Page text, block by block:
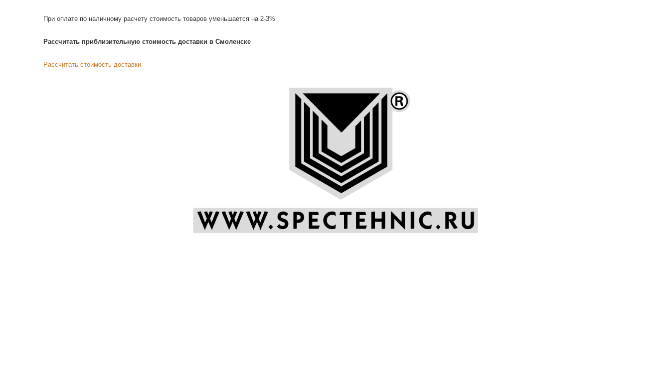
При оплате по наличному расчету стоимость товаров уменьшается на 2-3%
Рассчитать приблизительную стоимость доставки в Смоленске
Рассчитать стоимость доставки